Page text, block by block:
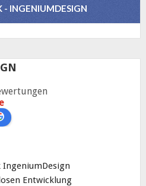
- INGENIUMDESIGN
e
IngeniumDesign
Entwicklung